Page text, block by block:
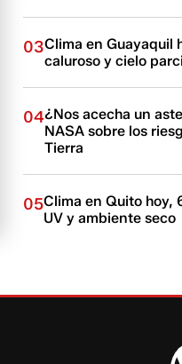
03Clima en Guayaquil
caluroso y cielo
04¿Nos acecha un
NASA sobre los
Tierra
05Clima en Quito hoy,
UV y ambiente seco